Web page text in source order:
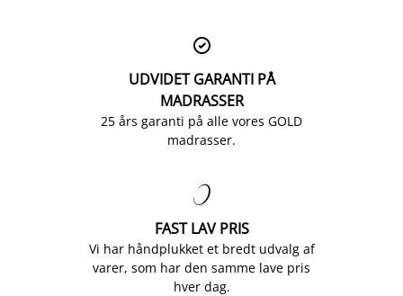

UDVIDET GARANTI PÅ
MADRASSER
25 års garanti på alle vores GOLD
madrasser.

FAST LAV PRIS
Vi har håndplukket et bredt udvalg af
varer, som har den samme lave pris
hver dag.